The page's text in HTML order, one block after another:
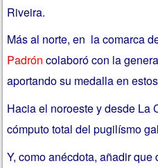
Riveira.
Más al norte, en la comarca
Padrón colaboró con la
aportando su medalla en
Hacia el noroeste y desde La
cómputo total del pugilísmo
Y, como anécdota, añadir que